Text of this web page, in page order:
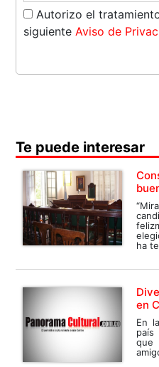
Autorizo el
siguienteAviso de
Te puede interesar
ha
en
En
país
que